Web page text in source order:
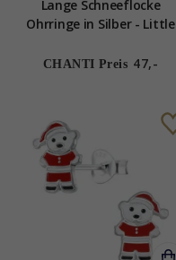
Lange Schneeflocke
Ohrringe in Silber - Little
CHANTI Preis 47,-